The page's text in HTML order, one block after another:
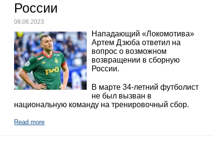
России
08.06.2023
Нападающий «Локомотива»
Артем Дзюба ответил на
вопрос о возможном
возвращении в сборную
России.
В марте 34-летний футболист
не был вызван в
национальную команду на тренировочный сбор.
Read more